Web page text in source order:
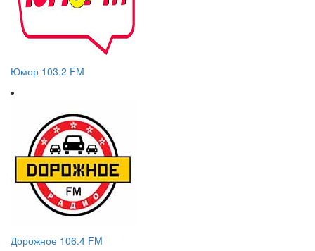
Юмор 103.2 FM
Дорожное 106.4 FM